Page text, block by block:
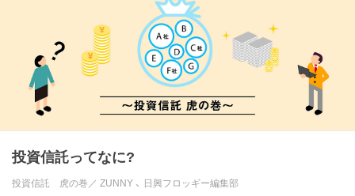
投資信託ってなに?
投資信託 虎の巻／ ZUNNY 、 日興フロッギー編集部